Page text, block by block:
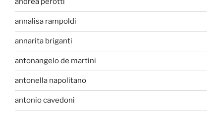
annalisa rampoldi
annarita briganti
antonangelo de martini
antonella napolitano
antonio cavedoni